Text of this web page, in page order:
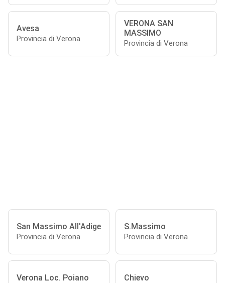
Avesa
Provincia di Verona
VERONA SAN
MASSIMO
Provincia di Verona
San Massimo All'Adige
Provincia di Verona
S.Massimo
Provincia di Verona
Verona Loc. Poiano Chievo